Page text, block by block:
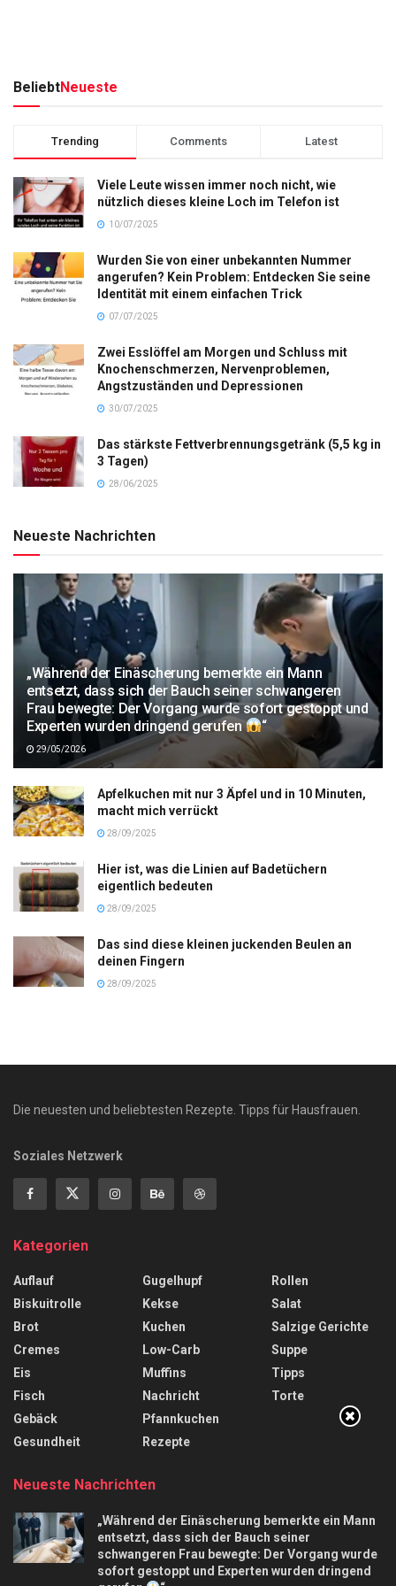
BeliebtNeueste
Trending Comments Latest
Viele Leute wissen immer noch nicht, wie
nützlich dieses kleine Loch im Telefon ist
10/07/2025
Wurden Sie von einer unbekannten Nummer
angerufen? Kein Problem: Entdecken Sie seine
Identität mit einem einfachen Trick
07/07/2025
Zwei Esslöffel am Morgen und Schluss mit
Knochenschmerzen, Nervenproblemen,
Angstzuständen und Depressionen
30/07/2025
Das stärkste Fettverbrennungsgetränk (5,5 kg in
3 Tagen)
28/06/2025
Neueste Nachrichten
„Während der Einäscherung bemerkte ein Mann
entsetzt, dass sich der Bauch seiner schwangeren
Frau bewegte: Der Vorgang wurde sofort gestoppt und
Experten wurden dringend gerufen
“
29/05/2026
Apfelkuchen mit nur 3 Äpfel und in 10 Minuten,
macht mich verrückt
28/09/2025
Hier ist, was die Linien auf Badetüchern
eigentlich bedeuten
28/09/2025
Das sind diese kleinen juckenden Beulen an
deinen Fingern
28/09/2025
Die neuesten und beliebtesten Rezepte. Tipps für Hausfrauen.
Soziales Netzwerk
Kategorien
Auflauf
Biskuitrolle
Brot
Cremes
Eis
Fisch
Gebäck
Gesundheit
Gugelhupf
Kekse
Kuchen
Low-Carb
Muffins
Nachricht
Pfannkuchen
Rezepte
Rollen
Salat
Salzige Gerichte
Suppe
Tipps
Torte
Neueste Nachrichten
„Während der Einäscherung bemerkte ein Mann
entsetzt, dass sich der Bauch seiner
schwangeren Frau bewegte: Der Vorgang wurde
sofort gestoppt und Experten wurden dringend